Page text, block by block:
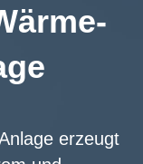
erzeugt